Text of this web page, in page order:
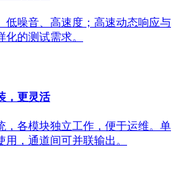
低噪音、高速度；高速动态响应与
的测试需求。
，更灵活
，各模块独立工作，便于运维。单
，通道间可并联输出。